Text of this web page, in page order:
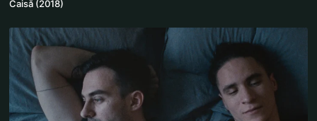
Caisă (2018)